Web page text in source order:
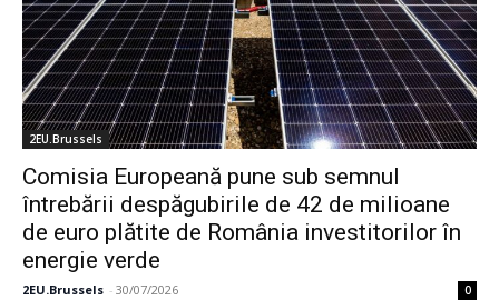
2EU.Brussels
Comisia Europeană pune sub semnul
întrebării despăgubirile de 42 de milioane
de euro plătite de România investitorilor în
energie verde
2EU.Brussels - 30/07/2026 0